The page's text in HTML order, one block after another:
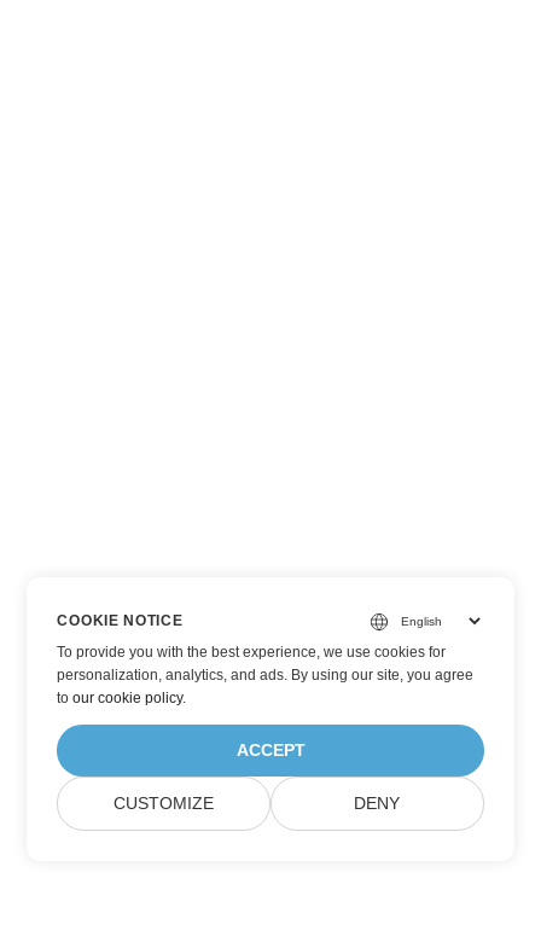
COOKIE NOTICE
To provide you with the best experience, we use cookies for
personalization, analytics, and ads. By using our site, you agree
toour cookie policy.
ACCEPT
CUSTOMIZE DENY